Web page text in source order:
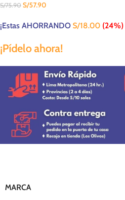
S/75.90 S/57.90
¡Estas AHORRANDO S/18.00 (24%)
¡Pídelo ahora!
MARCA